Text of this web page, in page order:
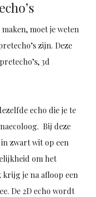
moet je weten
zijn. Deze
3d
echo die je te
Bij deze
zwart wit op een
om het
je na afloop een
De 2D echo wordt